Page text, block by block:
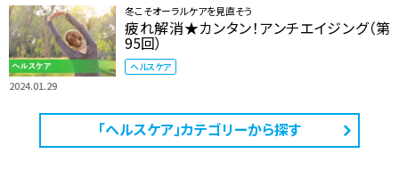
2024.01.29
冬こそオーラルケアを見直そう
疲れ解消★カンタン！アンチエイジング（第
95回）
ヘルスケア
「ヘルスケア」カテゴリーから探す